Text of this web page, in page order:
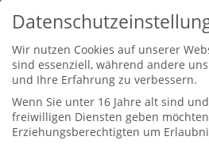
Wir nutzen Cookies auf unserer
sind essenziell, während andere
und Ihre Erfahrung zu verbessern.
Wenn Sie unter 16 Jahre alt sind
freiwilligen Diensten geben
Erziehungsberechtigten um